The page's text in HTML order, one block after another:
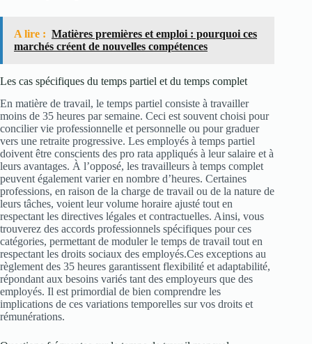
A lire : Matières premières et emploi : pourquoi ces
marchés créent de nouvelles compétences
Les cas spécifiques du temps partiel et du temps complet
En matière de travail, le temps partiel consiste à travailler
moins de 35 heures par semaine. Ceci est souvent choisi pour
concilier vie professionnelle et personnelle ou pour graduer
vers une retraite progressive. Les employés à temps partiel
doivent être conscients des pro rata appliqués à leur salaire et à
leurs avantages. À l’opposé, les travailleurs à temps complet
peuvent également varier en nombre d’heures. Certaines
professions, en raison de la charge de travail ou de la nature de
leurs tâches, voient leur volume horaire ajusté tout en
respectant les directives légales et contractuelles. Ainsi, vous
trouverez des accords professionnels spécifiques pour ces
catégories, permettant de moduler le temps de travail tout en
respectant les droits sociaux des employés.Ces exceptions au
règlement des 35 heures garantissent flexibilité et adaptabilité,
répondant aux besoins variés tant des employeurs que des
employés. Il est primordial de bien comprendre les
implications de ces variations temporelles sur vos droits et
rémunérations.